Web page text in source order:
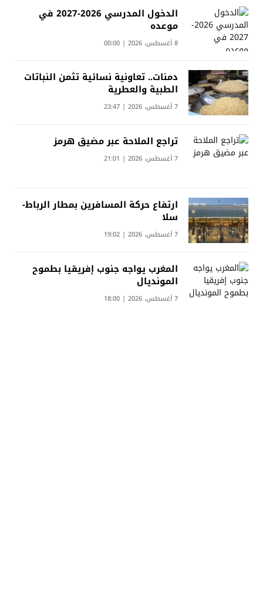
الدخول المدرسي 2026-2027 في
موعده
8 أغسطس، 2026 | 00:00
دمنات.. تعاونية نسائية تثمن النباتات
الطبية والعطرية
7 أغسطس، 2026 | 23:47
تراجع الملاحة عبر مضيق هرمز
7 أغسطس، 2026 | 21:01
ارتفاع حركة المسافرين بمطار الرباط-
سلا
7 أغسطس، 2026 | 19:02
المغرب يواجه جنوب إفريقيا بطموح
المونديال
7 أغسطس، 2026 | 18:00